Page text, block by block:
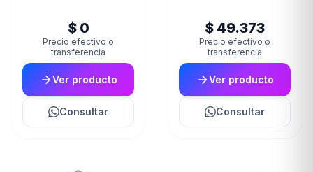
$ 0
Precio efectivo o
transferencia
Ver producto
Consultar
$ 49.373
Precio efectivo o
transferencia
Ver producto
Consultar